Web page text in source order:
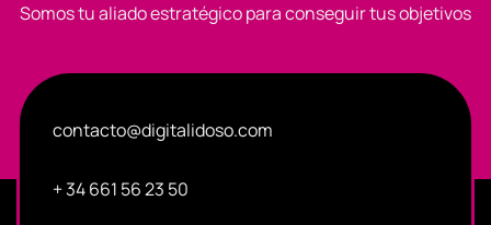
Somos tu aliado estratégico para conseguir tus objetivos
contacto@digitalidoso.com
+ 34 661 56 23 50